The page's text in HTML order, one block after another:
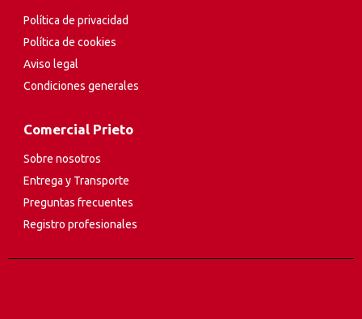
Política de privacidad
Política de cookies
Aviso legal
Condiciones generales
Comercial Prieto
Sobre nosotros
Entrega y Transporte
Preguntas frecuentes
Registro profesionales